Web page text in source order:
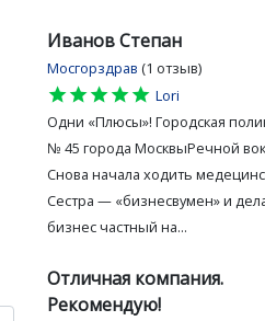
Иванов Степан
Мосгорздрав (1 отзыв)
star
star
star
star
star
Lori
Одни «Плюсы»! Городская
№ 45 города МосквыРечной
Снова начала ходить
Сестра — «бизнесвумен» и
бизнес частный на...
Отличная компания.
Рекомендую!